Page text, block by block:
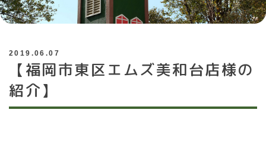
2019.06.07
【福岡市東区エムズ美和台店様の
紹介】